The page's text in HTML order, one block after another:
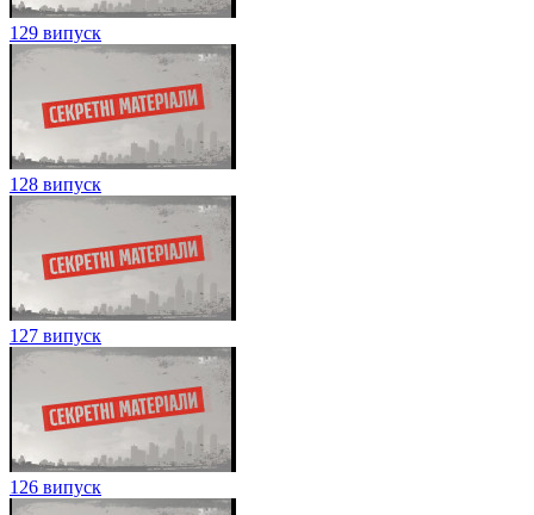
129 випуск
128 випуск
127 випуск
126 випуск